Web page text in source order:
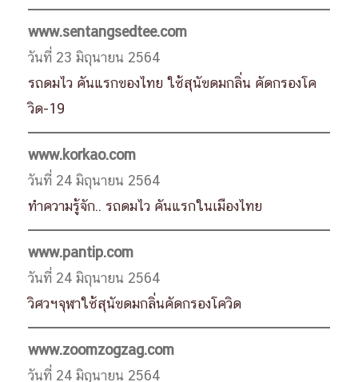
www.sentangsedtee.com
วันที่ 23 มิถุนายน 2564
รถดมไว คันแรกของไทย ใช้สุนัขดมกลิ่น คัดกรองโค
วิด-19
www.korkao.com
วันที่ 24 มิถุนายน 2564
ทำความรู้จัก.. รถดมไว คันแรกในเมืองไทย
www.pantip.com
วันที่ 24 มิถุนายน 2564
วิศวฯจุฬาใช้สุนัขดมกลิ่นคัดกรองโควิด
www.zoomzogzag.com
วันที่ 24 มิถุนายน 2564